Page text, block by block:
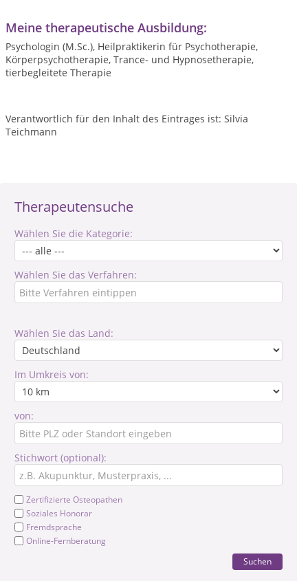
Therapeutensuche
Wählen Sie die Kategorie:
Wählen Sie das Verfahren:
Wählen Sie das Land:
Im Umkreis von:
von:
Stichwort (optional):
Zertifizierte Osteopathen
Soziales Honorar
Fremdsprache
Online-Fernberatung
Suchen
Meine therapeutische Ausbildung:
Psychologin (M.Sc.), Heilpraktikerin für Psychotherapie,
Körperpsychotherapie, Trance- und Hypnosetherapie,
tierbegleitete Therapie
Verantwortlich für den Inhalt des Eintrages ist: Silvia
Teichmann